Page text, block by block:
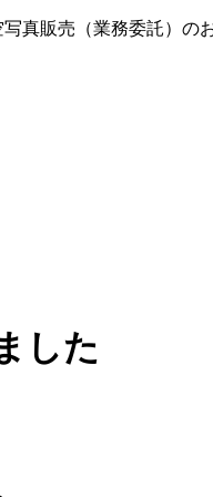
真販売（業務委託）の
した